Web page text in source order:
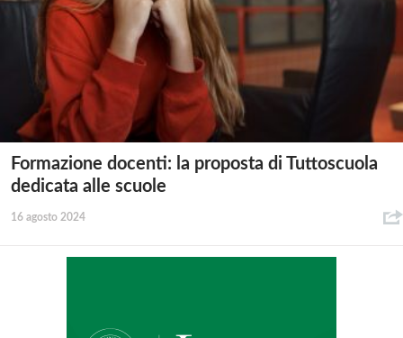
Formazione docenti: la proposta di Tuttoscuola
dedicata alle scuole
16 agosto 2024